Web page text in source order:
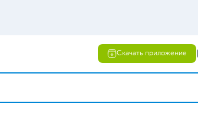
Скачать приложение